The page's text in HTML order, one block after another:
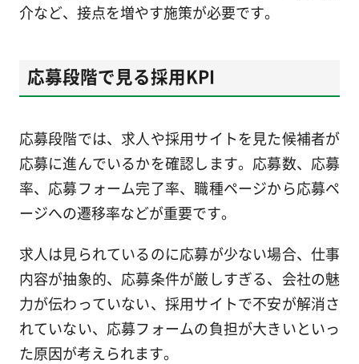
介など、接点を増やす施策が必要です。
応募段階で見る採用KPI
応募段階では、求人や採用サイトを見た候補者が
応募に進んでいるかを確認します。応募数、応募
率、応募フォーム完了率、職種ページから応募ペ
ージへの遷移率などが重要です。
求人は見られているのに応募が少ない場合、仕事
内容が抽象的、応募条件が厳しすぎる、会社の魅
力が伝わっていない、採用サイトで不安が解消さ
れていない、応募フォームの負担が大きいといっ
た原因が考えられます。